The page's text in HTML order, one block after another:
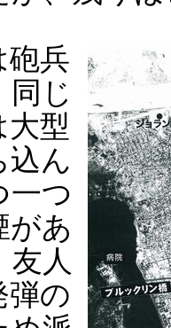
兵
同じ
大型
込ん
一つ
があ
友人
弾の